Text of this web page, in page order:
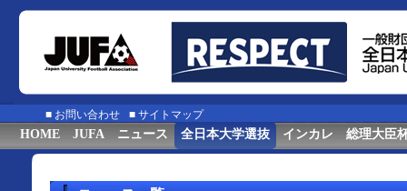
■ お問い合わせ ■ サイトマップ
HOME JUFA ニュース 全日本大学選抜 インカレ 総理大臣